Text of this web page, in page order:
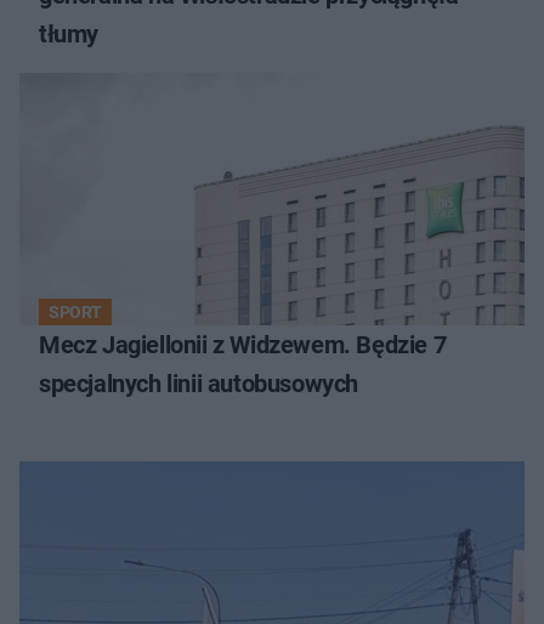
tłumy
SPORT
Mecz Jagiellonii z Widzewem. Będzie 7
specjalnych linii autobusowych